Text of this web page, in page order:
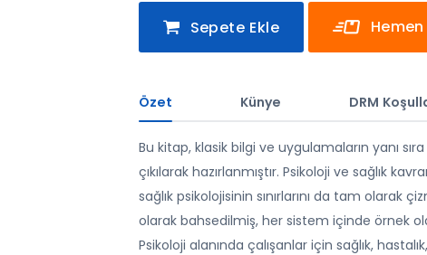
Sepete Ekle
Özet Künye DRM
Bu kitap, klasik bilgi ve uygulamaların yanı
çıkılarak hazırlanmıştır. Psikoloji ve sağlık
sağlık psikolojisinin sınırlarını da tam
olarak bahsedilmiş, her sistem içinde örnek
Psikoloji alanında çalışanlar için sağlık,